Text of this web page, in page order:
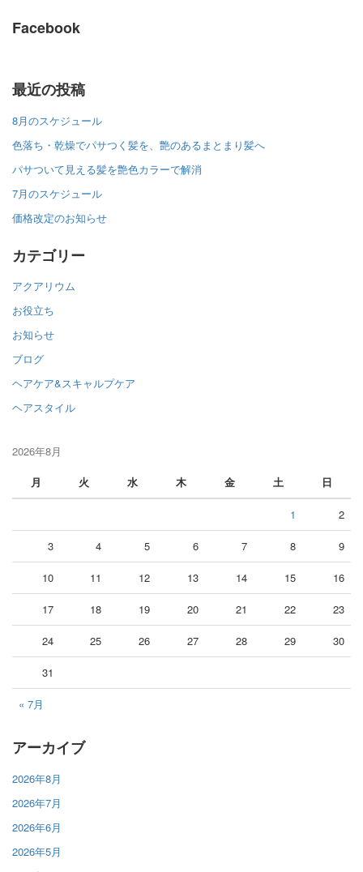
Facebook
最近の投稿
8月のスケジュール
色落ち・乾燥でパサつく髪を、艶のあるまとまり髪へ
パサついて見える髪を艶色カラーで解消
7月のスケジュール
価格改定のお知らせ
カテゴリー
アクアリウム
お役立ち
お知らせ
ブログ
ヘアケア&スキャルプケア
ヘアスタイル
2026年8月
月
火 水 木 金 土 日
« 7月
1 2
3 4 5 6 7 8 9
10 11 12 13 14 15 16
17 18 19 20 21 22 23
24 25 26 27 28 29 30
31
アーカイブ
2026年8月
2026年7月
2026年6月
2026年5月